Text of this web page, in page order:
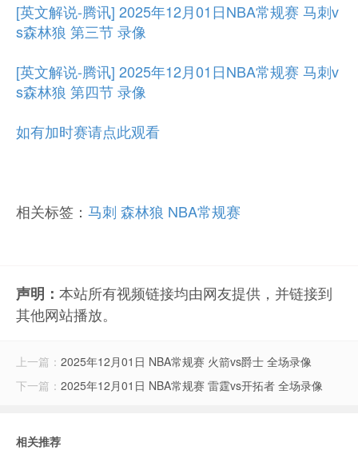
[英文解说-腾讯] 2025年12月01日NBA常规赛 马刺v
s森林狼 第三节 录像
[英文解说-腾讯] 2025年12月01日NBA常规赛 马刺v
s森林狼 第四节 录像
如有加时赛请点此观看
相关标签： 马刺 森林狼 NBA常规赛
声明： 本站所有视频链接均由网友提供，并链接到
其他网站播放。
上一篇： 2025年12月01日 NBA常规赛 火箭vs爵士 全场录像
下一篇： 2025年12月01日 NBA常规赛 雷霆vs开拓者 全场录像
相关推荐